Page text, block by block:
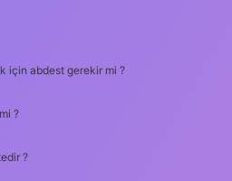
için abdest gerekir mi ?
?
?